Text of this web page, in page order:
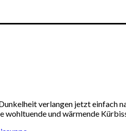
verlangen jetzt einfach
wohltuende und wärmende